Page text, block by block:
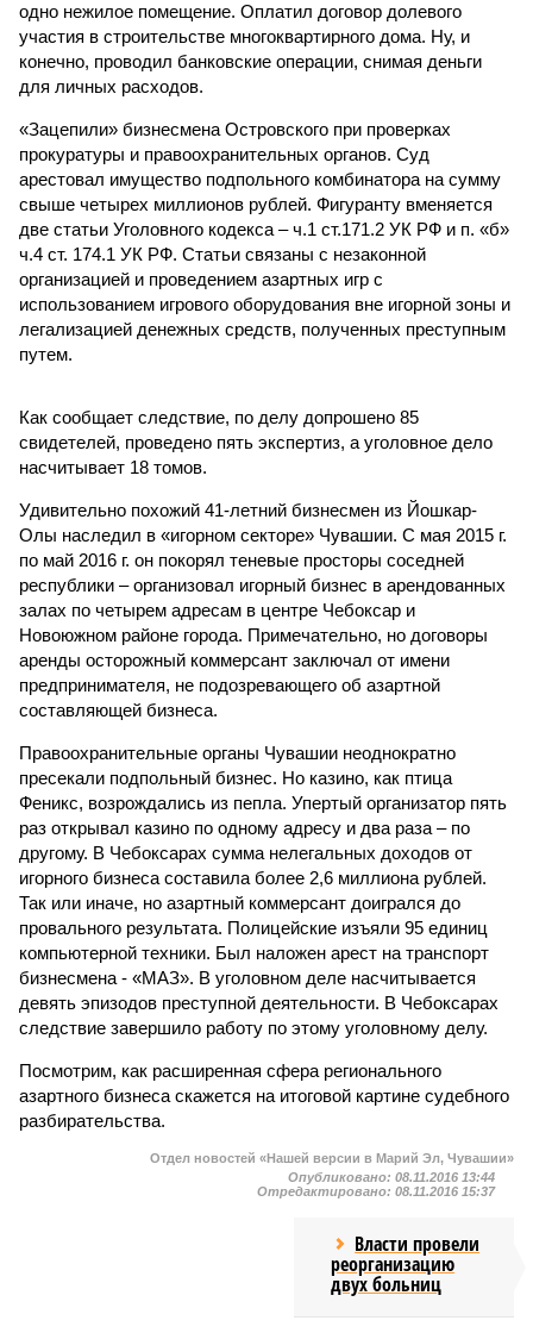
одно нежилое помещение. Оплатил договор долевого
участия в строительстве многоквартирного дома. Ну, и
конечно, проводил банковские операции, снимая деньги
для личных расходов.
«Зацепили» бизнесмена Островского при проверках
прокуратуры и правоохранительных органов. Суд
арестовал имущество подпольного комбинатора на сумму
свыше четырех миллионов рублей. Фигуранту вменяется
две статьи Уголовного кодекса – ч.1 ст.171.2 УК РФ и п. «б»
ч.4 ст. 174.1 УК РФ. Статьи связаны с незаконной
организацией и проведением азартных игр с
использованием игрового оборудования вне игорной зоны и
легализацией денежных средств, полученных преступным
путем.
Как сообщает следствие, по делу допрошено 85
свидетелей, проведено пять экспертиз, а уголовное дело
насчитывает 18 томов.
Удивительно похожий 41-летний бизнесмен из Йошкар-
Олы наследил в «игорном секторе» Чувашии. С мая 2015 г.
по май 2016 г. он покорял теневые просторы соседней
республики – организовал игорный бизнес в арендованных
залах по четырем адресам в центре Чебоксар и
Новоюжном районе города. Примечательно, но договоры
аренды осторожный коммерсант заключал от имени
предпринимателя, не подозревающего об азартной
составляющей бизнеса.
Правоохранительные органы Чувашии неоднократно
пресекали подпольный бизнес. Но казино, как птица
Феникс, возрождались из пепла. Упертый организатор пять
раз открывал казино по одному адресу и два раза – по
другому. В Чебоксарах сумма нелегальных доходов от
игорного бизнеса составила более 2,6 миллиона рублей.
Так или иначе, но азартный коммерсант доигрался до
провального результата. Полицейские изъяли 95 единиц
компьютерной техники. Был наложен арест на транспорт
бизнесмена - «МАЗ». В уголовном деле насчитывается
девять эпизодов преступной деятельности. В Чебоксарах
следствие завершило работу по этому уголовному делу.
Посмотрим, как расширенная сфера регионального
азартного бизнеса скажется на итоговой картине судебного
разбирательства.
Отдел новостей «Нашей версии в Марий Эл, Чувашии»
Опубликовано: 08.11.2016 13:44
Отредактировано: 08.11.2016 15:37
Власти провели
реорганизацию
двух больниц